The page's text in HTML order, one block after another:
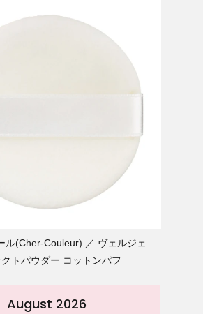
ル(Cher-Couleur)
ヴェルジェ
トパウダー コットンパフ
August 2026